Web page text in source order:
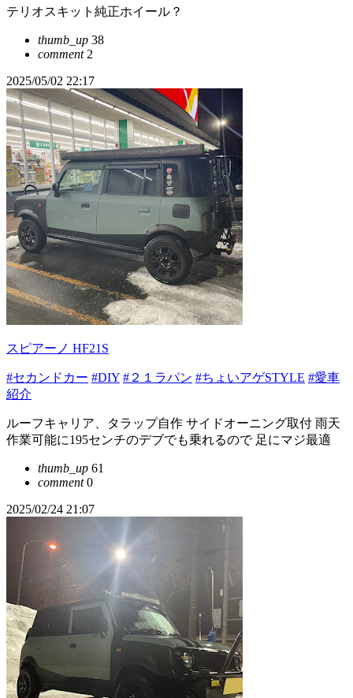
テリオスキット純正ホイール？
thumb_up 38
comment2
2025/05/02 22:17
スピアーノ HF21S
#セカンドカー #DIY #２１ラパン #ちょいアゲSTYLE #愛車
紹介
ルーフキャリア、タラップ自作 サイドオーニング取付 雨天
作業可能に195センチのデブでも乗れるので 足にマジ最適
thumb_up 61
comment0
2025/02/24 21:07